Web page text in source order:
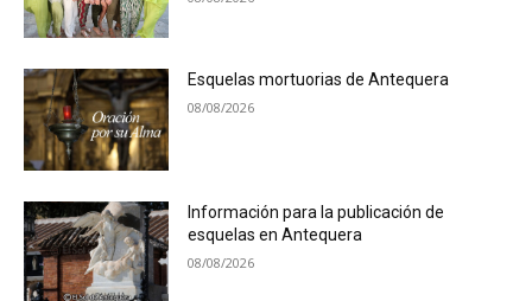
Esquelas mortuorias de Antequera
08/08/2026
Información para la publicación de
esquelas en Antequera
08/08/2026